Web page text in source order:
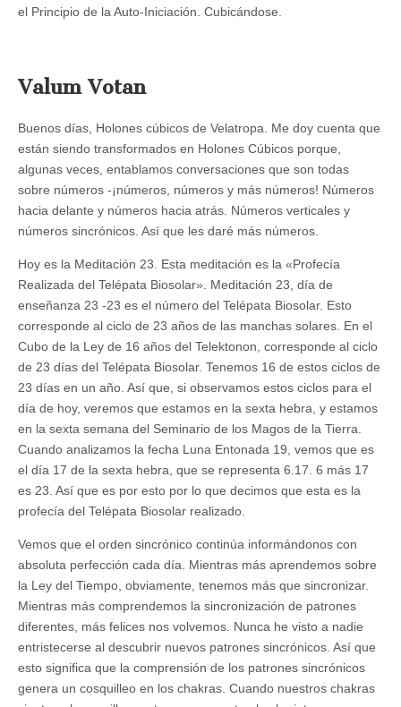
el Principio de la Auto-Iniciación. Cubicándose.
Valum Votan
Buenos días, Holones cúbicos de Velatropa. Me doy cuenta que
están siendo transformados en Holones Cúbicos porque,
algunas veces, entablamos conversaciones que son todas
sobre números -¡números, números y más números! Números
hacia delante y números hacia atrás. Números verticales y
números sincrónicos. Así que les daré más números.
Hoy es la Meditación 23. Esta meditación es la «Profecía
Realizada del Telépata Biosolar». Meditación 23, día de
enseñanza 23 -23 es el número del Telépata Biosolar. Esto
corresponde al ciclo de 23 años de las manchas solares. En el
Cubo de la Ley de 16 años del Telektonon, corresponde al ciclo
de 23 días del Telépata Biosolar. Tenemos 16 de estos ciclos de
23 días en un año. Así que, si observamos estos ciclos para el
día de hoy, veremos que estamos en la sexta hebra, y estamos
en la sexta semana del Seminario de los Magos de la Tierra.
Cuando analizamos la fecha Luna Entonada 19, vemos que es
el día 17 de la sexta hebra, que se representa 6.17. 6 más 17
es 23. Así que es por esto por lo que decimos que esta es la
profecía del Telépata Biosolar realizado.
Vemos que el orden sincrónico continúa informándonos con
absoluta perfección cada día. Mientras más aprendemos sobre
la Ley del Tiempo, obviamente, tenemos más que sincronizar.
Mientras más comprendemos la sincronización de patrones
diferentes, más felices nos volvemos. Nunca he visto a nadie
entristecerse al descubrir nuevos patrones sincrónicos. Así que
esto significa que la comprensión de los patrones sincrónicos
genera un cosquilleo en los chakras. Cuando nuestros chakras